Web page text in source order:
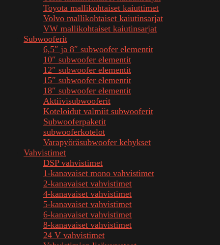
Toyota mallikohtaiset kaiuttimet
Volvo mallikohtaiset kaiutinsarjat
VW mallikohtaiset kaiutinsarjat
Subwooferit
6,5″ ja 8″ subwoofer elementit
10″ subwoofer elementit
12″ subwoofer elementit
15″ subwoofer elementit
18″ subwoofer elementit
Aktiivisubwooferit
Koteloidut valmiit subwooferit
Subwooferpaketit
subwooferkotelot
Varapyöräsubwoofer kehykset
Vahvistimet
DSP vahvistimet
1-kanavaiset mono vahvistimet
2-kanavaiset vahvistimet
4-kanavaiset vahvistimet
5-kanavaiset vahvistimet
6-kanavaiset vahvistimet
8-kanavaiset vahvistimet
24 V vahvistimet